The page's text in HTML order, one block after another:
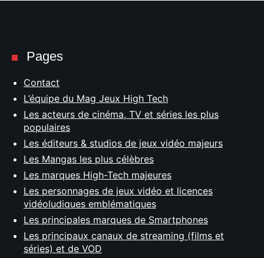
Pages
Contact
L’équipe du Mag Jeux High Tech
Les acteurs de cinéma, TV et séries les plus
populaires
Les éditeurs & studios de jeux vidéo majeurs
Les Mangas les plus célèbres
Les marques High-Tech majeures
Les personnages de jeux vidéo et licences
vidéoludiques emblématiques
Les principales marques de Smartphones
Les principaux canaux de streaming (films et
séries) et de VOD